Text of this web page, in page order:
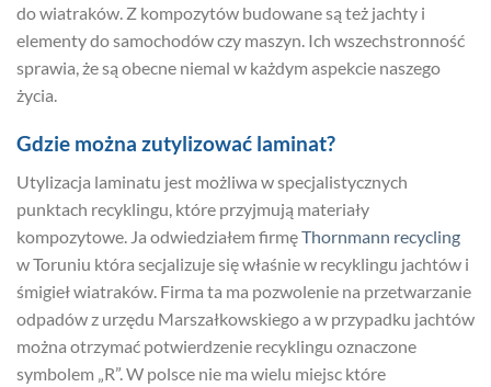
do wiatraków. Z kompozytów budowane są też jachty i
elementy do samochodów czy maszyn. Ich wszechstronność
sprawia, że są obecne niemal w każdym aspekcie naszego
życia.
Gdzie można zutylizować laminat?
Utylizacja laminatu jest możliwa w specjalistycznych
punktach recyklingu, które przyjmują materiały
kompozytowe. Ja odwiedziałem firmęThornmann recycling
w Toruniu która secjalizuje się właśnie w recyklingu jachtów i
śmigieł wiatraków. Firma ta ma pozwolenie na przetwarzanie
odpadów z urzędu Marszałkowskiego a w przypadku jachtów
można otrzymać potwierdzenie recyklingu oznaczone
symbolem „R”. W polsce nie ma wielu miejsc które